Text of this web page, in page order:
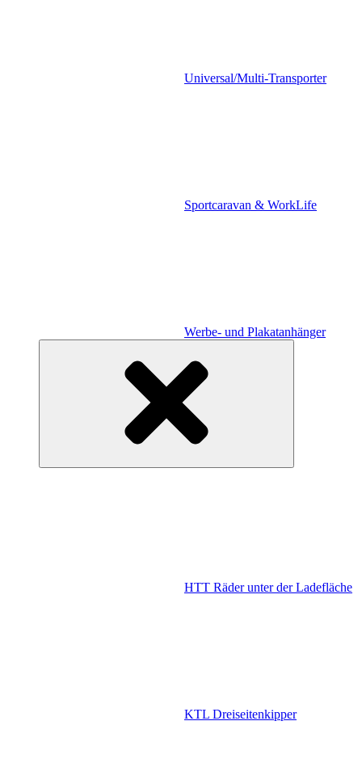
Universal/Multi-Transporter
Sportcaravan & WorkLife
Werbe- und Plakatanhänger
HTT Räder unter der Ladefläche
KTL Dreiseitenkipper